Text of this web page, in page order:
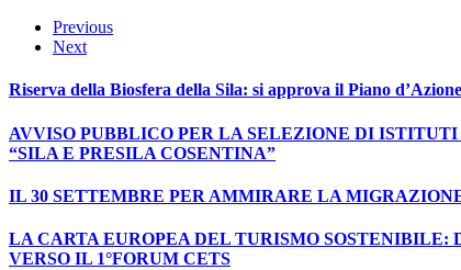
Previous
Next
Riserva della Biosfera della Sila: si approva il Piano
AVVISO PUBBLICO PER LA SELEZIONE DI
“SILA E PRESILA COSENTINA”
IL 30 SETTEMBRE PER AMMIRARE LA
LA CARTA EUROPEA DEL TURISMO
VERSO IL 1°FORUM CETS